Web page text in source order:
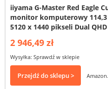
iiyama G-Master Red Eagle
monitor komputerowy
5120 x 1440 pikseli Dual
2 946,49 zł
Wysyłka: Sprawdź w sklepie
Przejdź do sklepu >